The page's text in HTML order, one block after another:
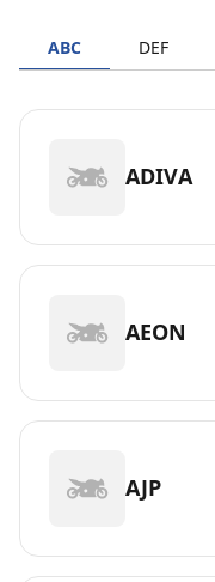
ABC DEF
ADIVA
AEON
AJP